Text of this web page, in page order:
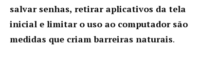
salvar senhas, retirar aplicativos da tela
inicial e limitar o uso ao computador são
medidas que criam barreiras naturais.